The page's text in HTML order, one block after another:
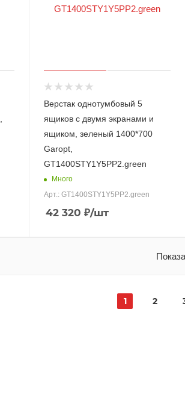
Верстак однотумбовый 5
ящиков с двумя экранами и
ящиком, зеленый 1400*700
Garopt,
GT1400STY1Y5PP2.green
Много
Арт.: GT1400STY1Y5PP2.green
42 320 ₽/шт
1 2